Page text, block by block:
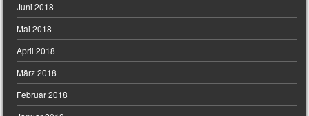
Juni 2018
Mai 2018
April 2018
März 2018
Februar 2018